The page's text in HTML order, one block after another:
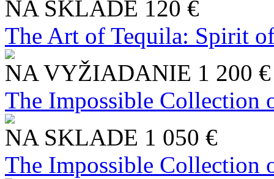
NA SKLADE 120 €
The Art of Tequila: Spirit
NA VYŽIADANIE 1 200 €
The Impossible Collection
NA SKLADE 1 050 €
The Impossible Collection